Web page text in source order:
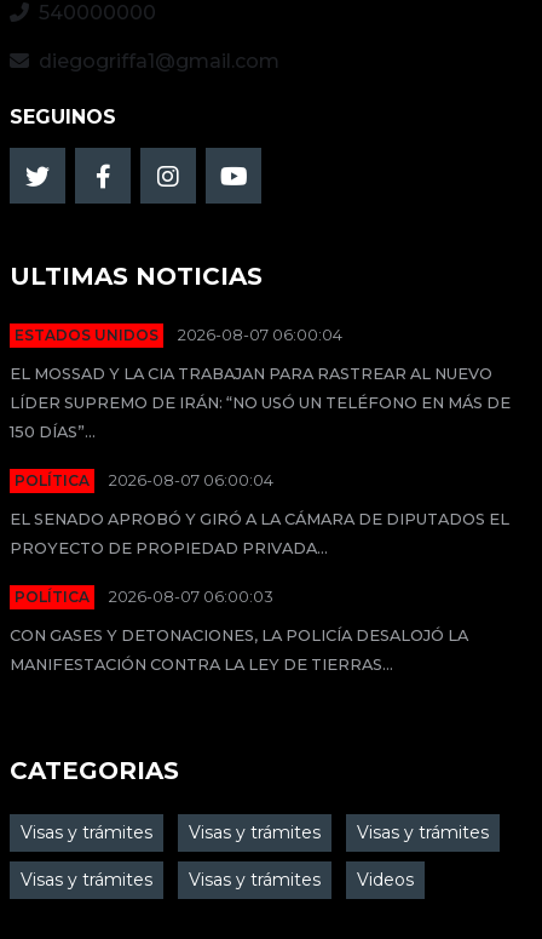
540000000
diegogriffa1@gmail.com
SEGUINOS
ULTIMAS NOTICIAS
ESTADOS UNIDOS 2026-08-07 06:00:04
EL MOSSAD Y LA CIA TRABAJAN PARA RASTREAR AL NUEVO
LÍDER SUPREMO DE IRÁN: “NO USÓ UN TELÉFONO EN MÁS DE
150 DÍAS”...
POLÍTICA 2026-08-07 06:00:04
EL SENADO APROBÓ Y GIRÓ A LA CÁMARA DE DIPUTADOS EL
PROYECTO DE PROPIEDAD PRIVADA...
POLÍTICA 2026-08-07 06:00:03
CON GASES Y DETONACIONES, LA POLICÍA DESALOJÓ LA
MANIFESTACIÓN CONTRA LA LEY DE TIERRAS...
CATEGORIAS
Visas y trámites Visas y trámites Visas y trámites
Visas y trámites Visas y trámites Videos